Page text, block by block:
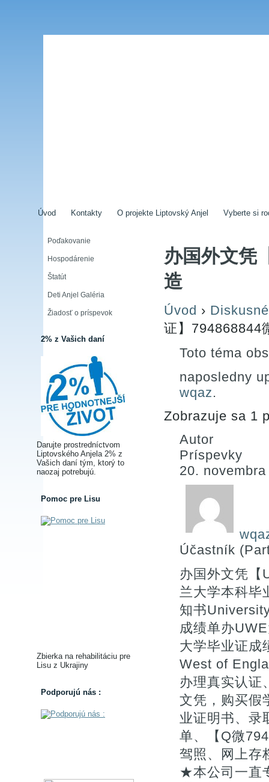
Úvod Kontakty O projekte Liptovský Anjel Vyberte si
Poďakovanie
Hospodárenie
Štatút
Deti Anjel Galéria
Žiadosť o príspevok
2% z Vašich daní
Darujte prostredníctvom
Liptovského Anjela 2% z
Vašich daní tým, ktorý to
naozaj potrebujú.
Pomoc pre Lisu
Zbierka na rehabilitáciu pre
Lisu z Ukrajiny
Podporujú nás :
办国外文凭
造
Úvod ›
证】794868844
Toto téma
naposledny
wqaz.
Zobrazuje sa 1
Autor
Príspevky
20.
Účastník
办国外文凭【
兰大学本科毕
知书
成绩单办
大学毕业证成
West of
办理真实认证
文凭，购买假
业证明书、录
单、【Q微
驾照、网上存
★本公司一直